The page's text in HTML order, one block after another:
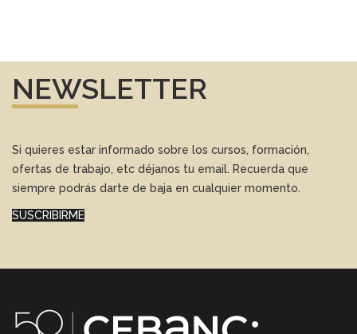
NEWSLETTER
Si quieres estar informado sobre los cursos, formación,
ofertas de trabajo, etc déjanos tu email. Recuerda que
siempre podrás darte de baja en cualquier momento.
SUSCRIBIRME